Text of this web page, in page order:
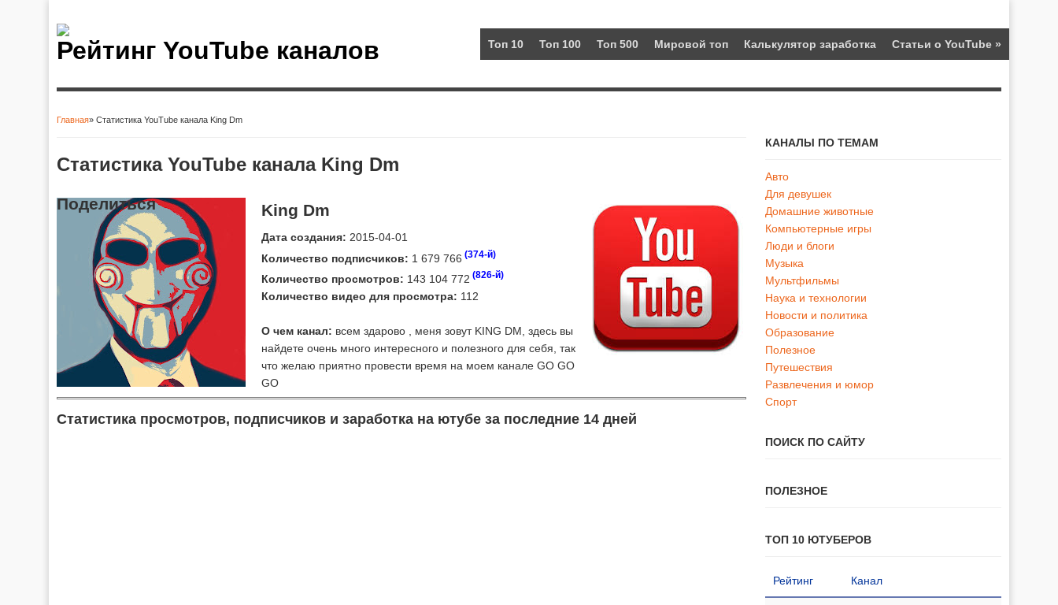
Рейтинг YouTube каналов Топ 10 Топ 100 Топ 500 Мировой топ Калькулятор заработка Статьи о YouTube »
Главная» Статистика YouTube канала King Dm
Статистика YouTube канала King Dm
Поделиться King Dm
Дата создания: 2015-04-01
Количество подписчиков: 1 679 766 (374-й)
Количество просмотров: 143 104 772 (826-й)
Количество видео для просмотра: 112
О чем канал: всем здарово , меня зовут KING DM, здесь вы
найдете очень много интересного и полезного для себя, так
что желаю приятно провести время на моем канале GO GO
GO
Статистика просмотров, подписчиков и заработка на ютубе за последние 14 дней
КАНАЛЫ ПО ТЕМАМ
Авто
Для девушек
Домашние животные
Компьютерные игры
Люди и блоги
Музыка
Мультфильмы
Наука и технологии
Новости и политика
Образование
Полезное
Путешествия
Развлечения и юмор
Спорт
ПОИСК ПО САЙТУ
ПОЛЕЗНОЕ
ТОП 10 ЮТУБЕРОВ
Рейтинг Канал